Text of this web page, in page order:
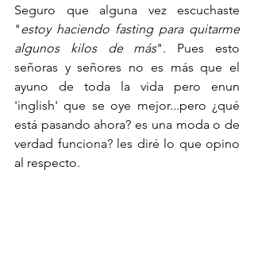
Seguro que alguna vez escuchaste
"estoy haciendo fasting para quitarme
algunos kilos de más". Pues esto
señoras y señores no es más que el
ayuno de toda la vida pero enun
'inglish' que se oye mejor...pero ¿qué
está pasando ahora? es una moda o de
verdad funciona? les diré lo que opino
al respecto.